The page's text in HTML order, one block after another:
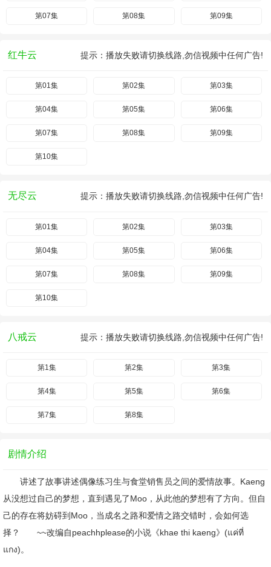
第07集 第08集 第09集
红牛云 提示：播放失败请切换线路,勿信视频中任何广告!
第01集 第02集 第03集
第04集 第05集 第06集
第07集 第08集 第09集
第10集
无尽云 提示：播放失败请切换线路,勿信视频中任何广告!
第01集 第02集 第03集
第04集 第05集 第06集
第07集 第08集 第09集
第10集
八戒云 提示：播放失败请切换线路,勿信视频中任何广告!
第1集 第2集 第3集
第4集 第5集 第6集
第7集 第8集
剧情介绍
讲述了故事讲述偶像练习生与食堂销售员之间的爱情故事。Kaeng
从没想过自己的梦想，直到遇见了Moo，从此他的梦想有了方向。但自
己的存在将妨碍到Moo，当成名之路和爱情之路交错时，会如何选
择？ ~~改编自peachhplease的小说《khae thi kaeng》(แค่ที่
แกง)。